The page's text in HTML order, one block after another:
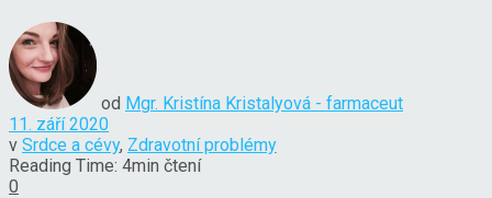
od Mgr. Kristína Kristalyová - farmaceut
11. září 2020
v Srdce a cévy, Zdravotní problémy
Reading Time: 4min čtení
0